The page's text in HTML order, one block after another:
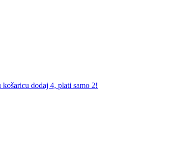
košaricu dodaj 4, plati samo 2!